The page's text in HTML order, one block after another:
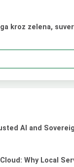
kroz zelena,
AI and
Why Local